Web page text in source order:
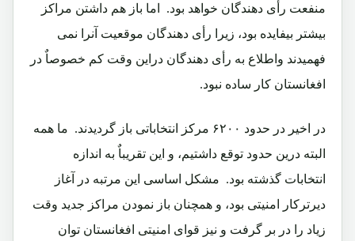
منفعت رأی دهندگان خواهد بود.‏ اما باز هم داشتن مراکز
بیشتر بیفایده بود، زیرا رأی دهندگان موقعیت آنرا نمی
فهمیدند واطلاع به رأی دهندگان دراین وقت کم خصوصاٌ در
افغانستان کار ساده نبود.‏
در اخیر در حدود ۶۲۰۰ مرکز انتخاباتی باز گردیدند.‏ ما همه
البته درین حدود توقع داشتیم، و این تقریباٌ به اندازه
انتخابات گذشته بود.‏ مشکل اساسی این مرتبه در آغاز
دیرترکار امنیتی بود، و همچنان باز نمودن مراکز جدید وقت
زیاد را در بر گرفت و نیز قوای امنیتی افغانستان توان